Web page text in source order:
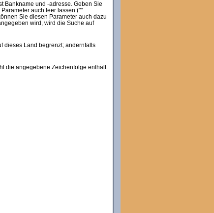
Bankname und -adresse. Geben Sie
auch leer lassen (""
Sie diesen Parameter auch dazu
wird, wird die Suche auf
dieses Land begrenzt; andernfalls
die angegebene Zeichenfolge enthält.